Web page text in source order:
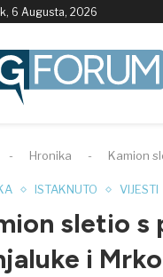
6 Augusta, 2026
- Hronika - Kamion
ISTAKNUTO VIJESTI
sletio s
i